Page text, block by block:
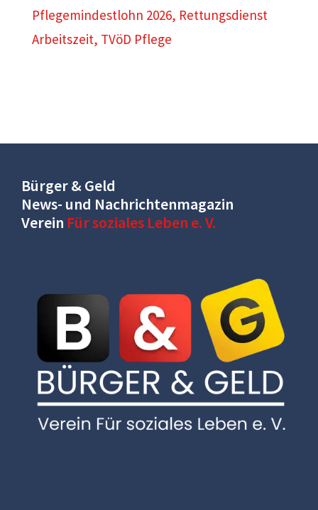
Pflegemindestlohn 2026, Rettungsdienst
Arbeitszeit, TVöD Pflege
Bürger & Geld
News- und Nachrichtenmagazin
Verein Für soziales Leben e. V.